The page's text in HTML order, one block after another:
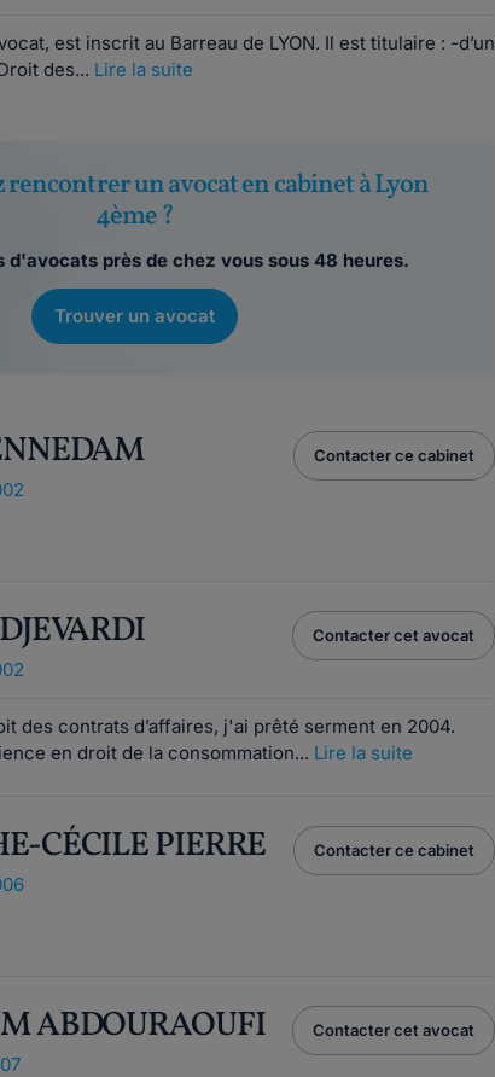
est inscrit au Barreau de LYON. Il est titulaire : -d’un
des... Lire la suite
rencontrer un avocat en cabinet à Lyon
4ème ?
d'avocats près de chez vous sous 48 heures.
Trouver un avocat
Contacter ce cabinet
Contacter cet avocat
des contrats d’affaires, j'ai prêté serment en 2004.
en droit de la consommation... Lire la suite
CÉCILE PIERRE Contacter ce cabinet
ABDOURAOUFI Contacter cet avocat